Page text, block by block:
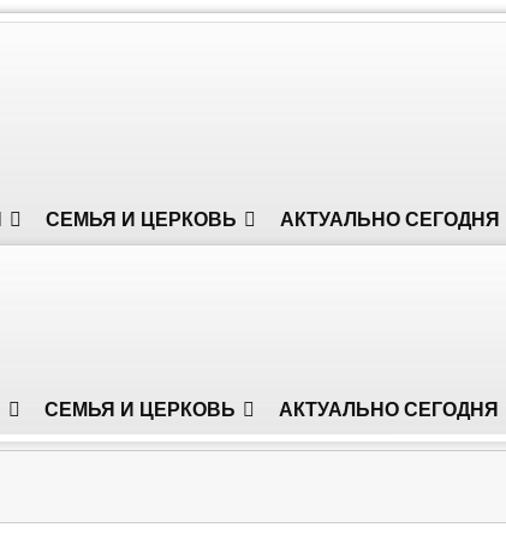
СЕМЬЯ И ЦЕРКОВЬ АКТУАЛЬНО СЕГОДНЯ
СЕМЬЯ И ЦЕРКОВЬ АКТУАЛЬНО СЕГОДНЯ